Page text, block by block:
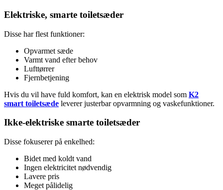
Elektriske, smarte toiletsæder
Disse har flest funktioner:
Opvarmet sæde
Varmt vand efter behov
Lufttørrer
Fjernbetjening
Hvis du vil have fuld komfort, kan en elektrisk model som K2
smart toiletsæde leverer justerbar opvarmning og vaskefunktioner.
Ikke-elektriske smarte toiletsæder
Disse fokuserer på enkelhed:
Bidet med koldt vand
Ingen elektricitet nødvendig
Lavere pris
Meget pålidelig